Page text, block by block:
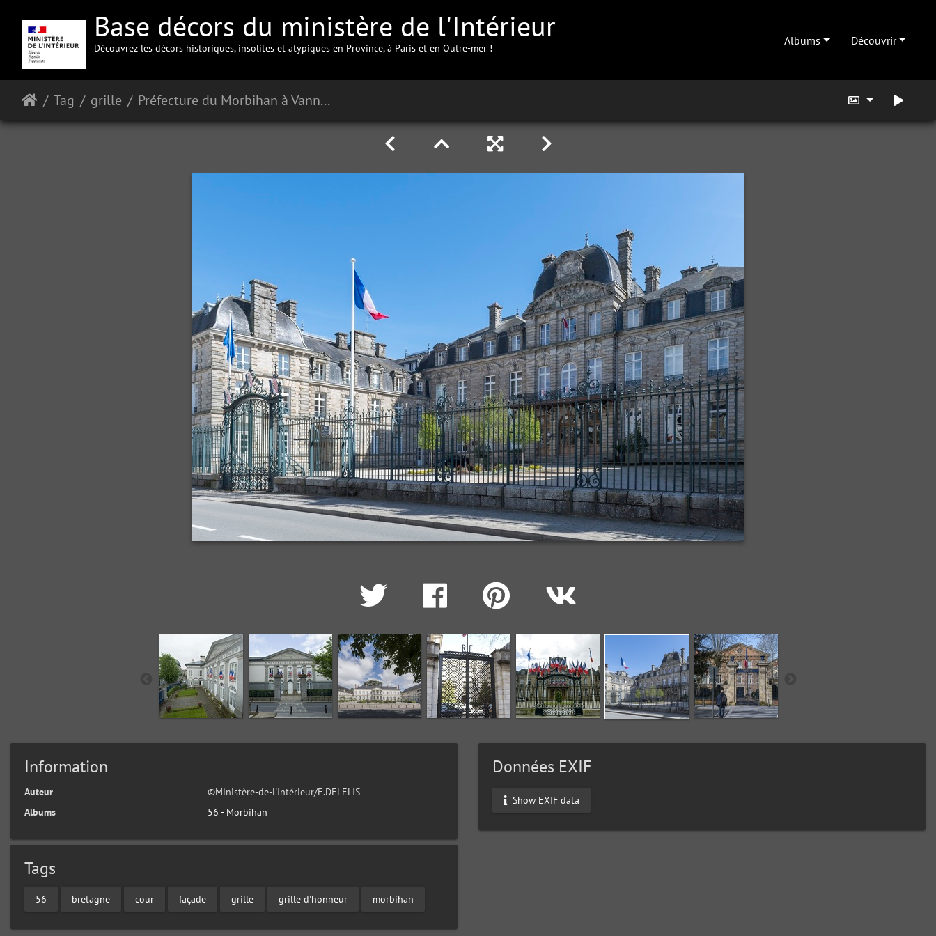
Base décors du ministère de l'Intérieur
Découvrez les décors historiques, insolites et atypiques en Province, à Paris et en Outre-mer !
Albums Découvrir
Tag grille Préfecture du Morbihan à Vannes
Information
Auteur
©Ministère-de-l'Intérieur/E.DELELIS
Albums
56 - Morbihan
Tags
56 bretagne cour façade grille grille d'honneur morbihan
Données EXIF
Show EXIF data